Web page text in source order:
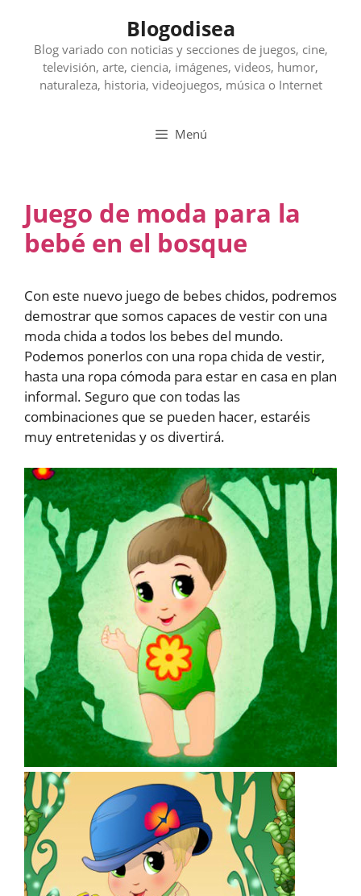
contenido
Blogodisea
Blog variado con noticias y secciones de juegos, cine,
televisión, arte, ciencia, imágenes, videos, humor,
naturaleza, historia, videojuegos, música o Internet
Menú
Juego de moda para la
bebé en el bosque
Con este nuevo juego de bebes chidos, podremos
demostrar que somos capaces de vestir con una
moda chida a todos los bebes del mundo.
Podemos ponerlos con una ropa chida de vestir,
hasta una ropa cómoda para estar en casa en plan
informal. Seguro que con todas las
combinaciones que se pueden hacer, estaréis
muy entretenidas y os divertirá.